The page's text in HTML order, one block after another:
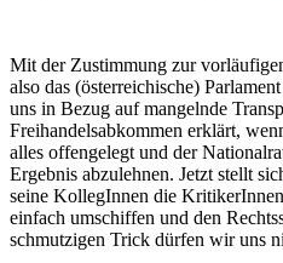
Mit der Zustimmung zur
also das (österreichische)
uns in Bezug auf mangelnde
Freihandelsabkommen erklärt,
alles offengelegt und der
Ergebnis abzulehnen. Jetzt stellt
seine KollegInnen die
einfach umschiffen und den
schmutzigen Trick dürfen wir uns